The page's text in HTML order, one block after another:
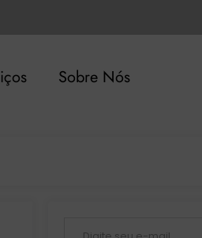
Sobre Nós